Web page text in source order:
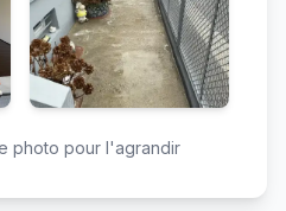
photo pour l'agrandir